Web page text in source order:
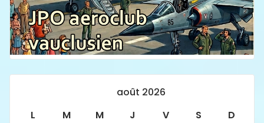
août 2026
L
M M J V S
D